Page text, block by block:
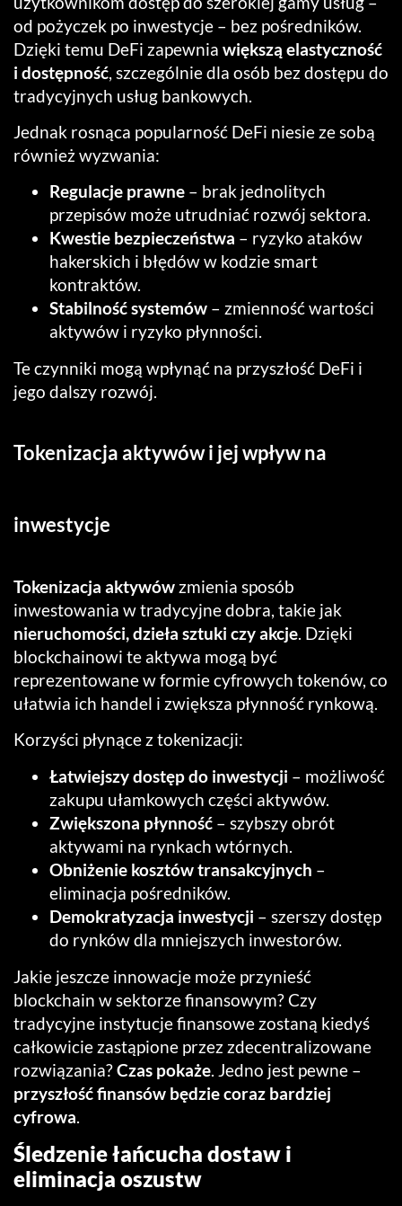
od pożyczek po inwestycje – bez pośredników.
Dzięki temu DeFi zapewnia większą elastyczność
i dostępność , szczególnie dla osób bez dostępu do
tradycyjnych usług bankowych.
Jednak rosnąca popularność DeFi niesie ze sobą
również wyzwania:
Regulacje prawne – brak jednolitych
przepisów może utrudniać rozwój sektora.
Kwestie bezpieczeństwa – ryzyko ataków
hakerskich i błędów w kodzie smart
kontraktów.
Stabilność systemów – zmienność wartości
aktywów i ryzyko płynności.
Te czynniki mogą wpłynąć na przyszłość DeFi i
jego dalszy rozwój.
Tokenizacja aktywów i jej wpływ na
inwestycje
Tokenizacja aktywów zmienia sposób
inwestowania w tradycyjne dobra, takie jak
nieruchomości, dzieła sztuki czy akcje. Dzięki
blockchainowi te aktywa mogą być
reprezentowane w formie cyfrowych tokenów, co
ułatwia ich handel i zwiększa płynność rynkową.
Korzyści płynące z tokenizacji:
Łatwiejszy dostęp do inwestycji – możliwość
zakupu ułamkowych części aktywów.
Zwiększona płynność – szybszy obrót
aktywami na rynkach wtórnych.
Obniżenie kosztów transakcyjnych –
eliminacja pośredników.
Demokratyzacja inwestycji – szerszy dostęp
do rynków dla mniejszych inwestorów.
Jakie jeszcze innowacje może przynieść
blockchain w sektorze finansowym? Czy
tradycyjne instytucje finansowe zostaną kiedyś
całkowicie zastąpione przez zdecentralizowane
rozwiązania?Czas pokaże . Jedno jest pewne –
przyszłość finansów będzie coraz bardziej
cyfrowa
Śledzenie łańcucha dostaw i
eliminacja oszustw